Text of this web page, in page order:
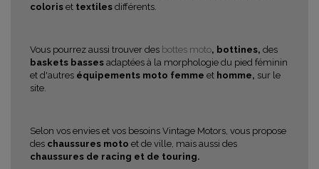
coloris et textiles différents.
Vous pourrez aussi trouver des bottes moto, bottines, des
baskets basses adaptées à la morphologie du pied féminin
et d'autres équipements moto femme et homme, sur le
site.
Selon vos envies et vos besoins Vintage Motors, vous propose
des chaussures moto et de ville, mais aussi des
chaussures de racing et de touring.